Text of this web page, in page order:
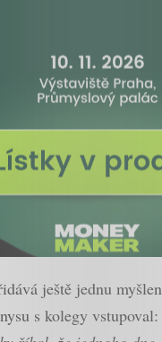
ještě jednu
s kolegy vstupoval: